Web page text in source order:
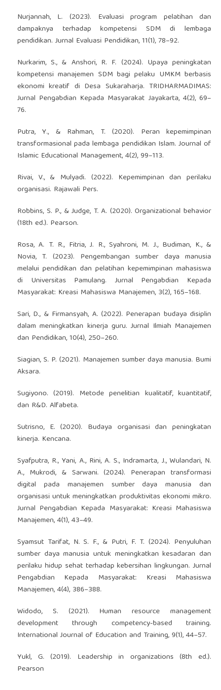
Nurjannah, L. (2023). Evaluasi program pelatihan dan
dampaknya terhadap kompetensi SDM di lembaga
pendidikan. Jurnal Evaluasi Pendidikan, 11(1), 78–92.
Nurkarim, S., & Anshori, R. F. (2024). Upaya peningkatan
kompetensi manajemen SDM bagi pelaku UMKM berbasis
ekonomi kreatif di Desa Sukaraharja. TRIDHARMADIMAS:
Jurnal Pengabdian Kepada Masyarakat Jayakarta, 4(2), 69–
76.
Putra, Y., & Rahman, T. (2020). Peran kepemimpinan
transformasional pada lembaga pendidikan Islam. Journal of
Islamic Educational Management, 4(2), 99–113.
Rivai, V., & Mulyadi. (2022). Kepemimpinan dan perilaku
organisasi. Rajawali Pers.
Robbins, S. P., & Judge, T. A. (2020). Organizational behavior
(18th ed.). Pearson.
Rosa, A. T. R., Fitria, J. R., Syahroni, M. J., Budiman, K., &
Novia, T. (2023). Pengembangan sumber daya manusia
melalui pendidikan dan pelatihan kepemimpinan mahasiswa
di Universitas Pamulang. Jurnal Pengabdian Kepada
Masyarakat: Kreasi Mahasiswa Manajemen, 3(2), 165–168.
Sari, D., & Firmansyah, A. (2022). Penerapan budaya disiplin
dalam meningkatkan kinerja guru. Jurnal Ilmiah Manajemen
dan Pendidikan, 10(4), 250–260.
Siagian, S. P. (2021). Manajemen sumber daya manusia. Bumi
Aksara.
Sugiyono. (2019). Metode penelitian kualitatif, kuantitatif,
dan R&D. Alfabeta.
Sutrisno, E. (2020). Budaya organisasi dan peningkatan
kinerja. Kencana.
Syafputra, R., Yani, A., Rini, A. S., Indramarta, J., Wulandari, N.
A., Mukrodi, & Sarwani. (2024). Penerapan transformasi
digital pada manajemen sumber daya manusia dan
organisasi untuk meningkatkan produktivitas ekonomi mikro.
Jurnal Pengabdian Kepada Masyarakat: Kreasi Mahasiswa
Manajemen, 4(1), 43–49.
Syamsut Tarifat, N. S. F., & Putri, F. T. (2024). Penyuluhan
sumber daya manusia untuk meningkatkan kesadaran dan
perilaku hidup sehat terhadap kebersihan lingkungan. Jurnal
Pengabdian Kepada Masyarakat: Kreasi Mahasiswa
Manajemen, 4(4), 386–388.
Widodo, S. (2021). Human resource management
development through competency-based training.
International Journal of Education and Training, 9(1), 44–57.
Yukl, G. (2019). Leadership in organizations (8th ed.).
Pearson